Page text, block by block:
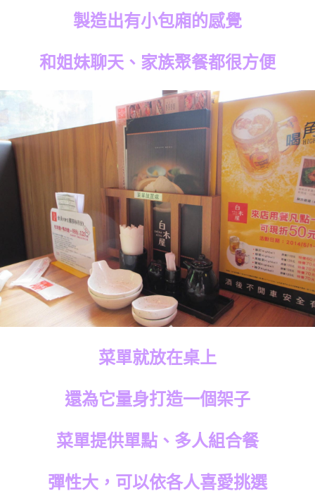
製造出有小包廂的感覺
和姐妹聊天、家族聚餐都很方便
菜單就放在桌上
還為它量身打造一個架子
菜單提供單點、多人組合餐
彈性大，可以依各人喜愛挑選